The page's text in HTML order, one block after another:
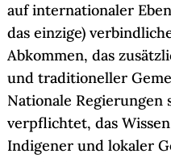
auf internationaler
das einzige)
Abkommen, das
und traditioneller
Nationale Regierungen
verpflichtet, das
Indigener und lokaler